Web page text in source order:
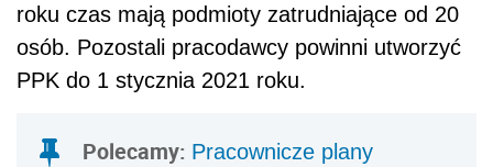
roku czas mają podmioty zatrudniające od 20
osób. Pozostali pracodawcy powinni utworzyć
PPK do 1 stycznia 2021 roku.
Polecamy: Pracownicze plany